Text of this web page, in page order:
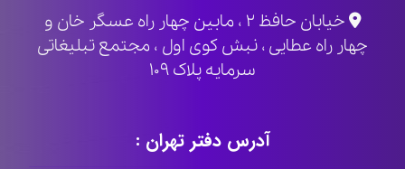
خیابان حافظ ۲ ، مابین چهار راه عسگر خان و
چهار راه عطایی ، نبش کوی اول ، مجتمع تبلیغاتی
سرمایه پلاک ۱۰۹
آدرس دفتر تهران :